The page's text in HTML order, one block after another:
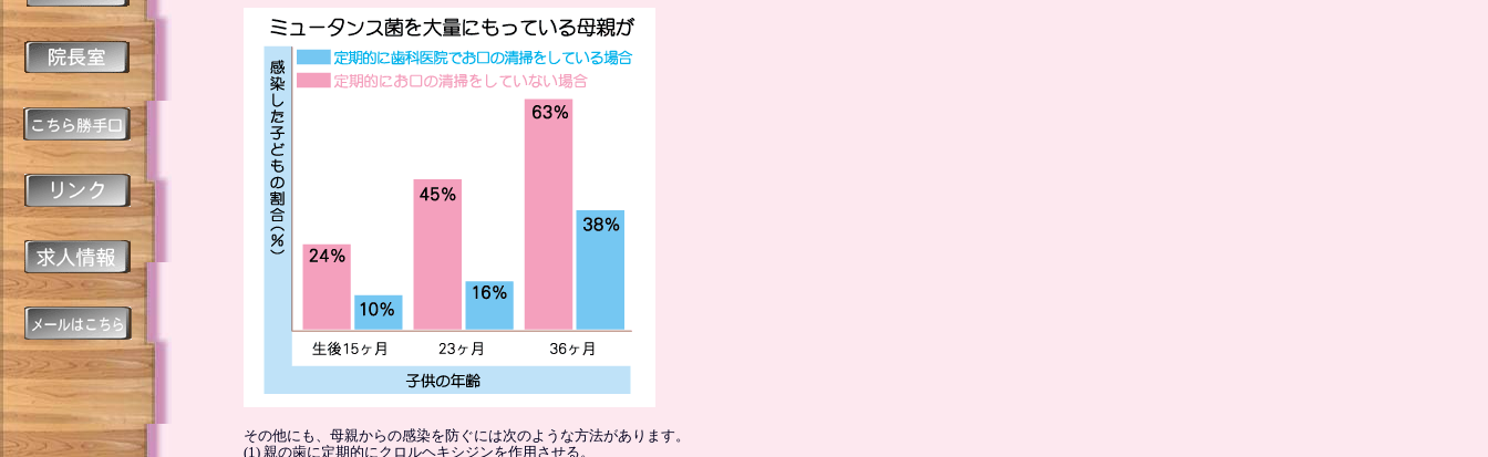
その他にも、母親からの感染を防ぐには次のような方法があります。
(1) 親の歯に定期的にクロルヘキシジンを作用させる。